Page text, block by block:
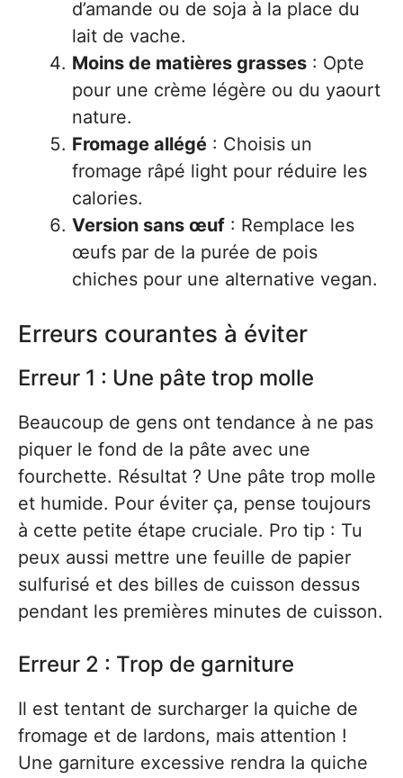
d’amande ou de soja à la place du
lait de vache.
Moins de matières grasses : Opte
pour une crème légère ou du yaourt
nature.
Fromage allégé : Choisis un
fromage râpé light pour réduire les
calories.
Version sans œuf : Remplace les
œufs par de la purée de pois
chiches pour une alternative vegan.
Erreurs courantes à éviter
Erreur 1 : Une pâte trop molle
Beaucoup de gens ont tendance à ne pas
piquer le fond de la pâte avec une
fourchette. Résultat ? Une pâte trop molle
et humide. Pour éviter ça, pense toujours
à cette petite étape cruciale. Pro tip : Tu
peux aussi mettre une feuille de papier
sulfurisé et des billes de cuisson dessus
pendant les premières minutes de cuisson.
Erreur 2 : Trop de garniture
Il est tentant de surcharger la quiche de
fromage et de lardons, mais attention !
Une garniture excessive rendra la quiche